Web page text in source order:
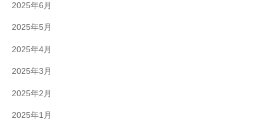
2025年6月
2025年5月
2025年4月
2025年3月
2025年2月
2025年1月